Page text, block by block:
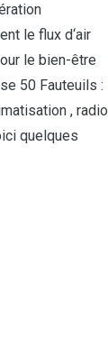
le flux d‘air
le bien-être
50 Fauteuils :
, radio
quelques